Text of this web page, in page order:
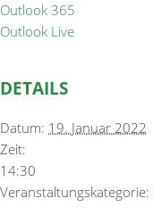
Outlook 365
Outlook Live
DETAILS
Datum: 19. Januar 2022
Zeit:
14:30
Veranstaltungskategorie: